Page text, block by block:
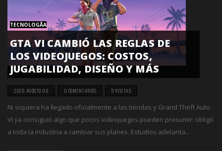
TECNOLOGÃ­A
GTA VI CAMBIÓ LAS REGLAS DE
LOS VIDEOJUEGOS: COSTOS,
JUGABILIDAD, DISEÑO Y MÁS
2026 AGOSTO 06 0 COMENTARIOS 5 VISITAS
Ni siquiera ha llegado oficialmente a las tiendas y Grand Theft Auto
VI ya consiguió algo que pocos videojuegos pueden presumir: obligó
a toda la industria a cambiar sus planes. Estudios adelanta...